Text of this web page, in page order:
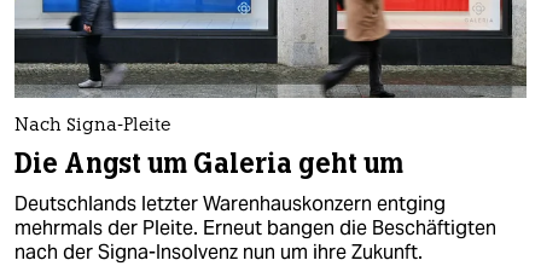
Nach Signa-Pleite
Die Angst um Galeria geht um
Deutschlands letzter Warenhauskonzern entging
mehrmals der Pleite. Erneut bangen die Beschäftigten
nach der Signa-Insolvenz nun um ihre Zukunft.